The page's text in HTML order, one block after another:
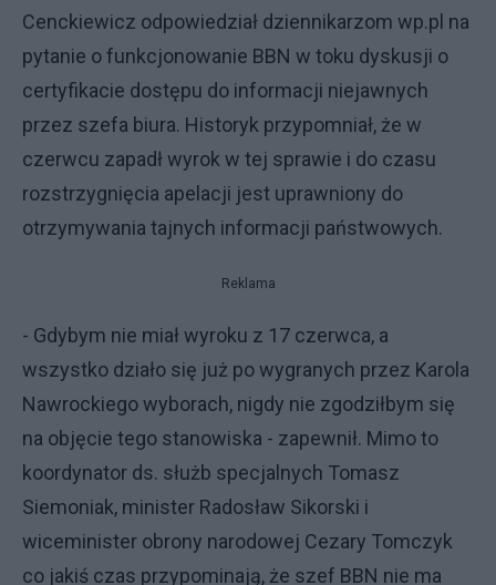
Cenckiewicz odpowiedział dziennikarzom wp.pl na
pytanie o funkcjonowanie BBN w toku dyskusji o
certyfikacie dostępu do informacji niejawnych
przez szefa biura. Historyk przypomniał, że w
czerwcu zapadł wyrok w tej sprawie i do czasu
rozstrzygnięcia apelacji jest uprawniony do
otrzymywania tajnych informacji państwowych.
Reklama
- Gdybym nie miał wyroku z 17 czerwca, a
wszystko działo się już po wygranych przez Karola
Nawrockiego wyborach, nigdy nie zgodziłbym się
na objęcie tego stanowiska - zapewnił. Mimo to
koordynator ds. służb specjalnych Tomasz
Siemoniak, minister Radosław Sikorski i
wiceminister obrony narodowej Cezary Tomczyk
co jakiś czas przypominają, że szef BBN nie ma